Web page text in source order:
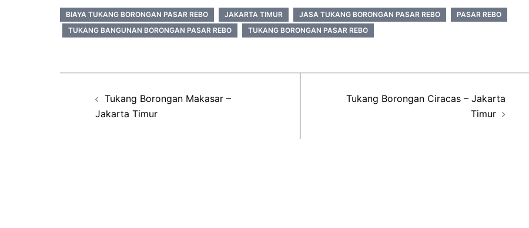
BIAYA TUKANG BORONGAN PASAR REBO JAKARTA TIMUR JASA TUKANG BORONGAN PASAR REBO
PASAR REBO
TUKANG BANGUNAN BORONGAN PASAR REBO
TUKANG BORONGAN PASAR REBO
navigation
Tukang Borongan Makasar –
Jakarta Timur
Tukang Borongan Ciracas – Jakarta
Timur